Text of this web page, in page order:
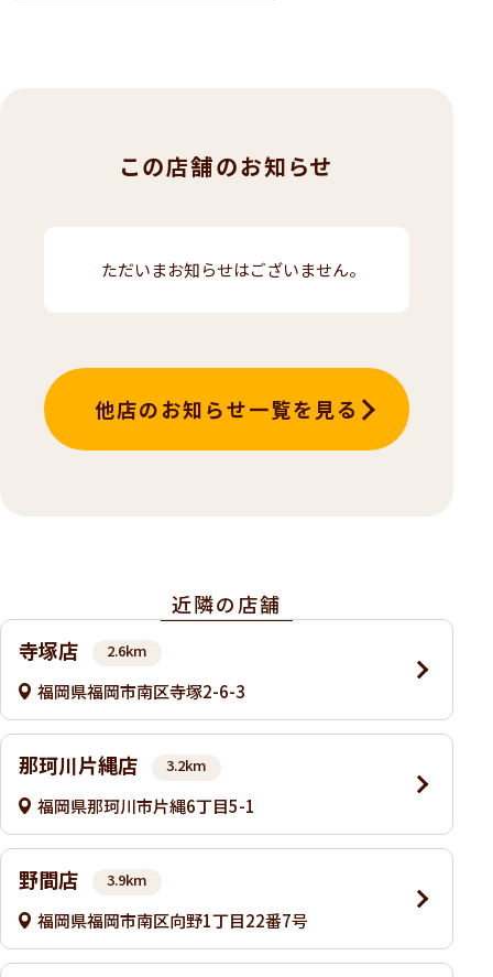
この店舗のお知らせ
ただいまお知らせはございません。
他店のお知らせ一覧を見る
近隣の店舗
寺塚店
2.6km
福岡県福岡市南区寺塚2-6-3
那珂川片縄店 3.2km
福岡県那珂川市片縄6丁目5-1
野間店 3.9km
福岡県福岡市南区向野1丁目22番7号